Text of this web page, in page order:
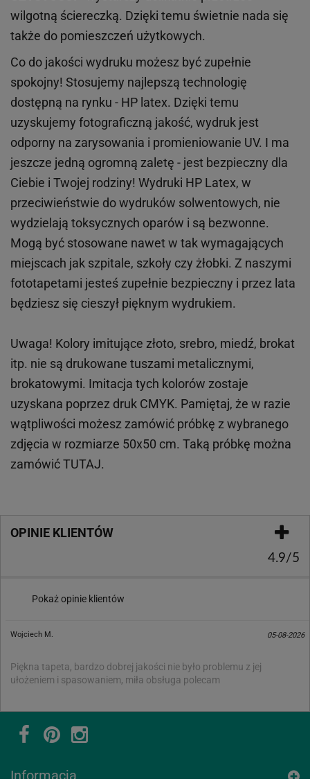
wilgotną ściereczką. Dzięki temu świetnie nada się
także do pomieszczeń użytkowych.
Co do jakości wydruku możesz być zupełnie
spokojny! Stosujemy najlepszą technologię
dostępną na rynku - HP latex. Dzięki temu
uzyskujemy fotograficzną jakość, wydruk jest
odporny na zarysowania i promieniowanie UV. I ma
jeszcze jedną ogromną zaletę - jest bezpieczny dla
Ciebie i Twojej rodziny! Wydruki HP Latex, w
przeciwieństwie do wydruków solwentowych, nie
wydzielają toksycznych oparów i są bezwonne.
Mogą być stosowane nawet w tak wymagających
miejscach jak szpitale, szkoły czy żłobki. Z naszymi
fototapetami jesteś zupełnie bezpieczny i przez lata
będziesz się cieszył pięknym wydrukiem.
Uwaga! Kolory imitujące złoto, srebro, miedź, brokat
itp. nie są drukowane tuszami metalicznymi,
brokatowymi. Imitacja tych kolorów zostaje
uzyskana poprzez druk CMYK. Pamiętaj, że w razie
wątpliwości możesz zamówić próbkę z wybranego
zdjęcia w rozmiarze 50x50 cm. Taką próbkę można
zamówićTUTAJ.
OPINIE KLIENTÓW
4.9/5
Pokaż opinie klientów
Wojciech M. 05-08-2026
Piękna tapeta, bardzo dobrej jakości nie było problemu z jej
ułożeniem i spasowaniem, miła obsługa polecam